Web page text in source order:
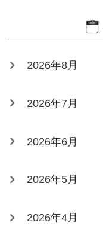
2026年8月
2026年7月
2026年6月
2026年5月
2026年4月